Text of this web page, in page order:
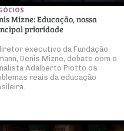
Mizne: Educação, nossa
prioridade
executivo da Fundação
Denis Mizne, debate com o
Adalberto Piotto os
reais da educação